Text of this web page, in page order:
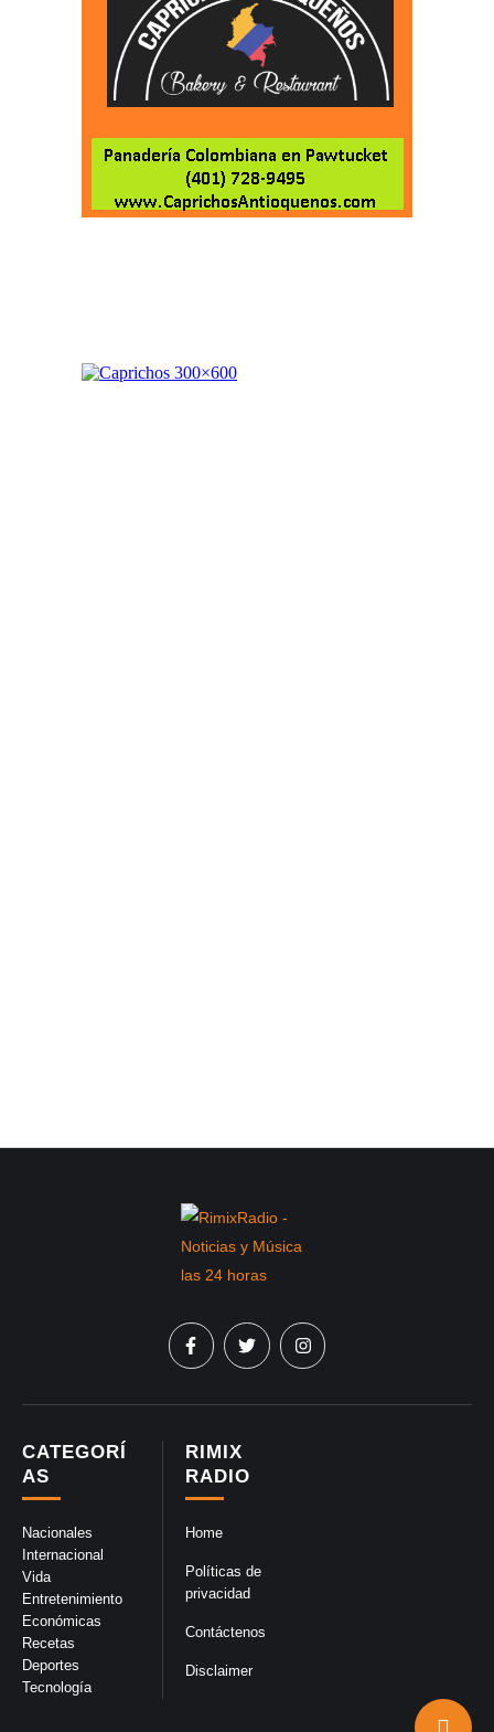
RIMIX
RADIO
Home
Políticas de
privacidad
Contáctenos
Disclaimer
CATEGORÍ
AS
Nacionales
Internacional
Vida
Entretenimiento
Económicas
Recetas
Deportes
Tecnología